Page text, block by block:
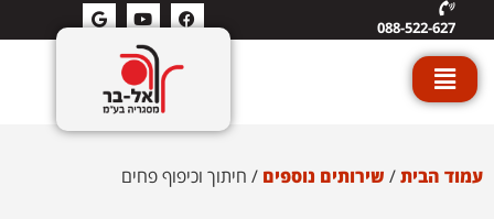
088-522-627
עמוד הבית/ שירותים נוספים / חיתוך וכיפוף פחים